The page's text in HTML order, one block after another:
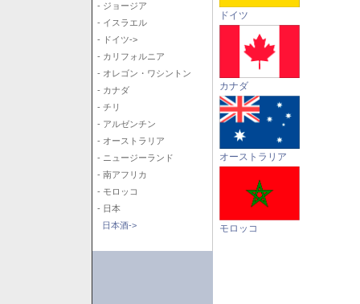
- ジョージア
- イスラエル
- ドイツ->
- カリフォルニア
- オレゴン・ワシントン
- カナダ
- チリ
- アルゼンチン
- オーストラリア
- ニュージーランド
- 南アフリカ
- モロッコ
- 日本
日本酒->
ドイツ
カナダ
オーストラリア
モロッコ